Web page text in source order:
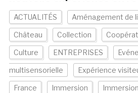
ACTUALITÉS Aménagement de
Château Collection
Culture ENTREPRISES
multisensorielle Expérience
France Immersion